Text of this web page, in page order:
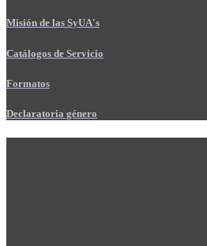
Misión de las SyUA's
Catálogos de Servicio
Formatos
Declaratoria género